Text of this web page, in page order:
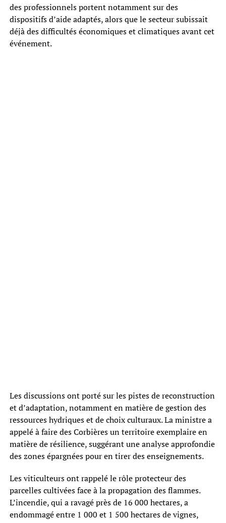
des professionnels portent notamment sur des
dispositifs d’aide adaptés, alors que le secteur subissait
déjà des difficultés économiques et climatiques avant cet
événement.
Les discussions ont porté sur les pistes de reconstruction
et d’adaptation, notamment en matière de gestion des
ressources hydriques et de choix culturaux. La ministre a
appelé à faire des Corbières un territoire exemplaire en
matière de résilience, suggérant une analyse approfondie
des zones épargnées pour en tirer des enseignements.
Les viticulteurs ont rappelé le rôle protecteur des
parcelles cultivées face à la propagation des flammes.
L’incendie, qui a ravagé près de 16 000 hectares, a
endommagé entre 1 000 et 1 500 hectares de vignes,